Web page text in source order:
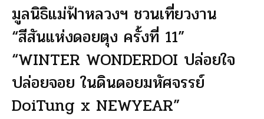
มูลนิธิแม่ฟ้าหลวงฯ ชวนเที่ยวงาน
“สีสันแห่งดอยตุง ครั้งที่ 11”
“WINTER WONDERDOI ปล่อยใจ
ปล่อยจอย ในดินดอยมหัศจรรย์
DoiTung x NEWYEAR”